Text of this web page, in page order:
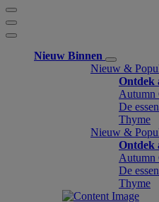
Nieuw Binnen
Nieuw &
Ontdek
Autumn
De
Thyme
Nieuw &
Ontdek
Autumn
De
Thyme